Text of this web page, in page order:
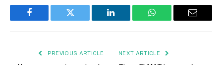
Facebook Twitter LinkedIn WhatsApp Email
PREVIOUS ARTICLE NEXT ARTICLE